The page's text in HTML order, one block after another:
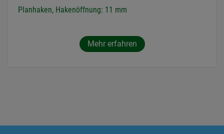
Planhaken, Hakenöffnung: 11 mm
Mehr erfahren